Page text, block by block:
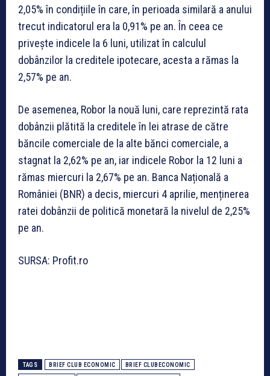
2,05% în condițiile în care, în perioada similară a anului
trecut indicatorul era la 0,91% pe an. În ceea ce
privește indicele la 6 luni, utilizat în calculul
dobânzilor la creditele ipotecare, acesta a rămas la
2,57% pe an.
De asemenea, Robor la nouă luni, care reprezintă rata
dobânzii plătită la creditele în lei atrase de către
băncile comerciale de la alte bănci comerciale, a
stagnat la 2,62% pe an, iar indicele Robor la 12 luni a
rămas miercuri la 2,67% pe an. Banca Națională a
României (BNR) a decis, miercuri 4 aprilie, menținerea
ratei dobânzii de politică monetară la nivelul de 2,25%
pe an.
SURSA: Profit.ro
TAGS BRIEF CLUB ECONOMIC BRIEF CLUBECONOMIC